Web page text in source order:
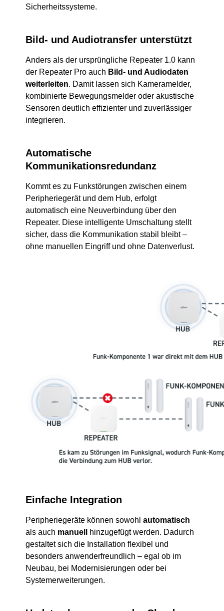
Sicherheitssysteme.
Bild- und Audiotransfer unterstützt
Anders als der ursprüngliche Repeater 1.0 kann
der Repeater Pro auch Bild- und Audiodaten
weiterleiten. Damit lassen sich Kameramelder,
kombinierte Bewegungsmelder oder akustische
Sensoren deutlich effizienter und zuverlässiger
integrieren.
Automatische
Kommunikationsredundanz
Kommt es zu Funkstörungen zwischen einem
Peripheriegerät und dem Hub, erfolgt
automatisch eine Neuverbindung über den
Repeater. Diese intelligente Umschaltung stellt
sicher, dass die Kommunikation stabil bleibt –
ohne manuellen Eingriff und ohne Datenverlust.
Einfache Integration
Peripheriegeräte können sowohl automatisch
als auch manuell
hinzugefügt werden. Dadurch
gestaltet sich die Installation flexibel und
besonders anwenderfreundlich – egal ob im
Neubau, bei Modernisierungen oder bei
Systemerweiterungen.